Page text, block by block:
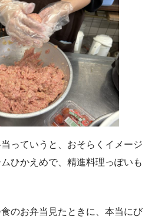
っていうと、おそらくイメージ
ひかえめで、精進料理っぽいも
のお弁当見たときに、本当にび